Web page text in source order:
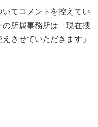
てコメントを控えてい
所属事務所は「現在捜
させていただきます」